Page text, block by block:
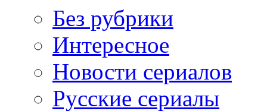
Без рубрики
Интересное
Новости сериалов
Русские сериалы